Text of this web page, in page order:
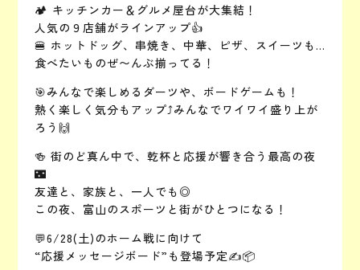
🏕️ キッチンカー＆グルメ屋台が大集結！
人気の９店舗がラインアップ👍
🍔 ホットドッグ、串焼き、中華、ピザ、スイーツも…
食べたいものぜ〜んぶ揃ってる！
🎯みんなで楽しめるダーツや、ボードゲームも！
熱く楽しく気分もアップ⤴️みんなでワイワイ盛り上が
ろう🙌
🍻 街のど真ん中で、乾杯と応援が響き合う最高の夜
🌃
友達と、家族と、一人でも◎
この夜、富山のスポーツと街がひとつになる！
💬6/28(土)のホーム戦に向けて
“応援メッセージボード”も登場予定✍️📦